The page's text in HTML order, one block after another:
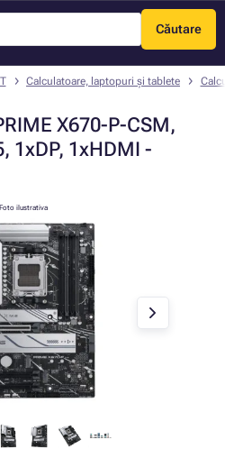
Căutare
Meniu
Calculatoare, laptopuri și tablete
X670-P-CSM,
1xDP, 1xHDMI -
Foto ilustrativa